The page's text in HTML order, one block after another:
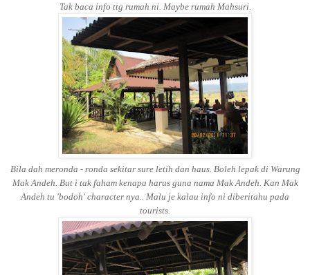
Tak baca info ttg rumah ni. Maybe rumah Mahsuri.
Bila dah meronda - ronda sekitar sure letih dan haus. Boleh lepak di Warung
Mak Andeh. But i tak faham kenapa harus guna nama Mak Andeh. Kan Mak
Andeh tu 'bodoh' character nya.. Malu je kalau info ni diberitahu pada
tourists.